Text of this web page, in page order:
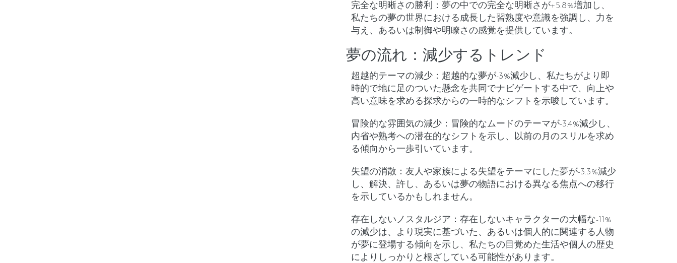
完全な明晰さの勝利
：夢の中での完全な明晰さが+5.8%増加し、
私たちの夢の世界における成長した習熟度や意識を強調し、力を
与え、あるいは制御や明瞭さの感覚を提供しています。
夢の流れ：減少するトレンド
超越的テーマの減少 ：超越的な夢が-3%減少し、私たちがより即
時的で地に足のついた懸念を共同でナビゲートする中で、向上や
高い意味を求める探求からの一時的なシフトを示唆しています。
冒険的な雰囲気の減少 ：冒険的なムードのテーマが-3.4%減少し、
内省や熟考への潜在的なシフトを示し、以前の月のスリルを求め
る傾向から一歩引いています。
失望の消散 ：友人や家族による失望をテーマにした夢が-3.3%減少
し、解決、許し、あるいは夢の物語における異なる焦点への移行
を示しているかもしれません。
存在しないノスタルジア ：存在しないキャラクターの大幅な-11%
の減少は、より現実に基づいた、あるいは個人的に関連する人物
が夢に登場する傾向を示し、私たちの目覚めた生活や個人の歴史
によりしっかりと根ざしている可能性があります。